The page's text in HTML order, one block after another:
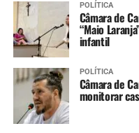
POLÍTICA
Câmara de
“Maio
infantil
POLÍTICA
Câmara de
monitorar